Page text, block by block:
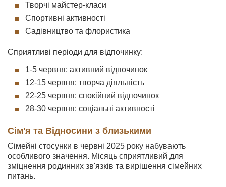
Творчі майстер-класи
Спортивні активності
Садівництво та флористика
Сприятливі періоди для відпочинку:
1-5 червня: активний відпочинок
12-15 червня: творча діяльність
22-25 червня: спокійний відпочинок
28-30 червня: соціальні активності
Сім'я та Відносини з близькими
Сімейні стосунки в червні 2025 року набувають
особливого значення. Місяць сприятливий для
зміцнення родинних зв'язків та вирішення сімейних
питань.